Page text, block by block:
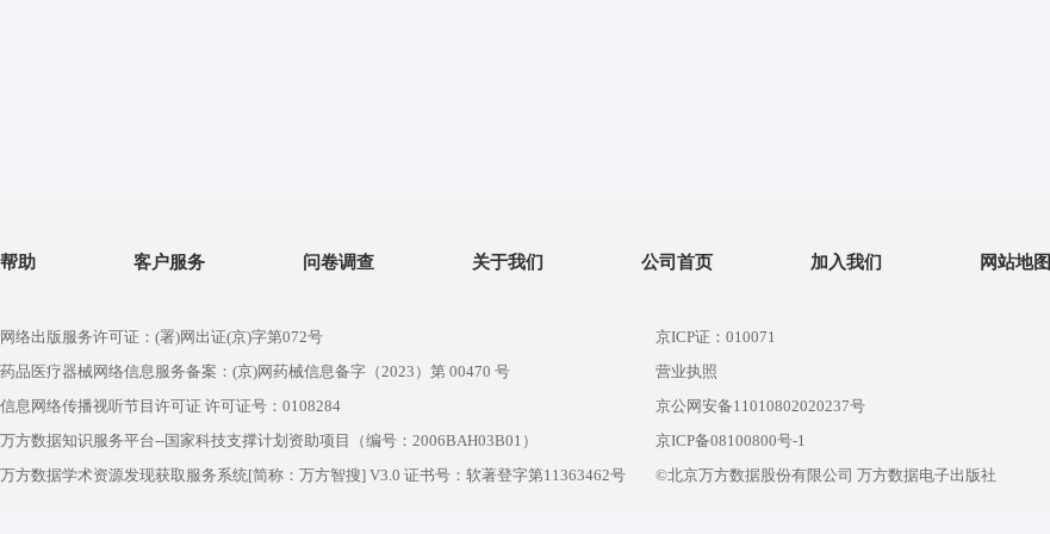
帮助 客户服务 问卷调查 关于我们 公司首页 加入我们 网站地图
网络出版服务许可证：(署)网出证(京)字第072号
药品医疗器械网络信息服务备案：(京)网药械信息备字（2023）第 00470 号
信息网络传播视听节目许可证 许可证号：0108284
万方数据知识服务平台--国家科技支撑计划资助项目（编号：2006BAH03B01）
万方数据学术资源发现获取服务系统[简称：万方智搜] V3.0 证书号：软著登字第11363462号
京ICP证：010071
营业执照
京公网安备11010802020237号
京ICP备08100800号-1
©北京万方数据股份有限公司 万方数据电子出版社